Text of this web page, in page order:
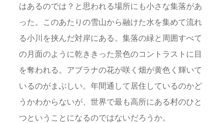
はあるのでは？と思われる場所にも小さな集落があ
った。このあたりの雪山から融けた水を集めて流れ
る小川を挟んだ対岸にある。集落の緑と周囲すべて
の月面のように乾ききった景色のコントラストに目
を奪われる。アブラナの花が咲く畑が黄色く輝いて
いるのがまぶしい。年間通して居住しているのかど
うかわからないが、世界で最も高所にある村のひと
つということになるのではないだろうか。